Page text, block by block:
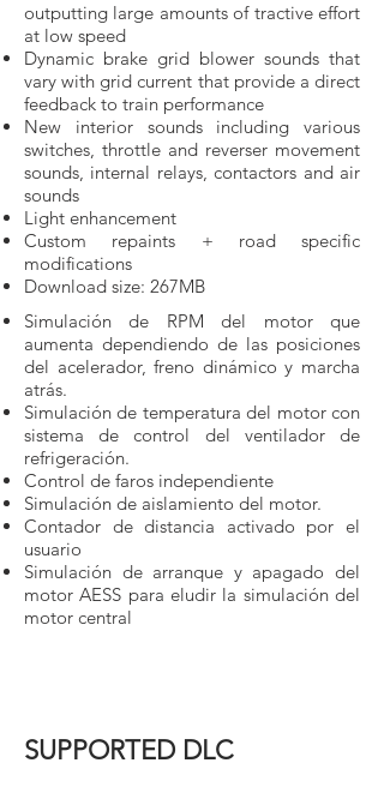
outputting large amounts of tractive effort
at low speed
Dynamic brake grid blower sounds that
vary with grid current that provide a direct
feedback to train performance
New interior sounds including various
switches, throttle and reverser movement
sounds, internal relays, contactors and air
sounds
Light enhancement
Custom repaints + road specific
modifications
Download size: 267MB
Simulación de RPM del motor que
aumenta dependiendo de las posiciones
del acelerador, freno dinámico y marcha
atrás.
Simulación de temperatura del motor con
sistema de control del ventilador de
refrigeración.
Control de faros independiente
Simulación de aislamiento del motor.
Contador de distancia activado por el
usuario
Simulación de arranque y apagado del
motor AESS para eludir la simulación del
motor central
SUPPORTED DLC